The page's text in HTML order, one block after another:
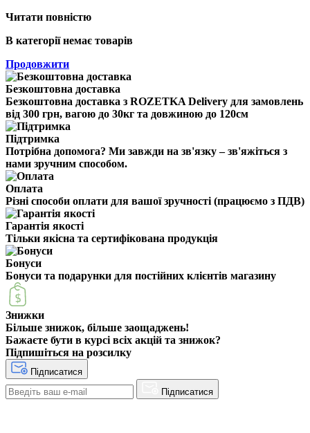
Читати повністю
В категорії немає товарів
Продовжити
Безкоштовна доставка
Безкоштовна доставка з ROZETKA Delivery для замовлень
від 300 грн, вагою до 30кг та довжиною до 120см
Підтримка
Потрібна допомога? Ми завжди на зв'язку – зв'яжіться з
нами зручним способом.
Оплата
Різні способи оплати для вашої зручності (працюємо з ПДВ)
Гарантія якості
Тільки якісна та сертифікована продукція
Бонуси
Бонуси та подарунки для постійних клієнтів магазину
Знижки
Більше знижок, більше заощаджень!
Бажаєте бути в курсі всіх акцій та знижок?
Підпишіться на розсилку
Підписатися
Підписатися